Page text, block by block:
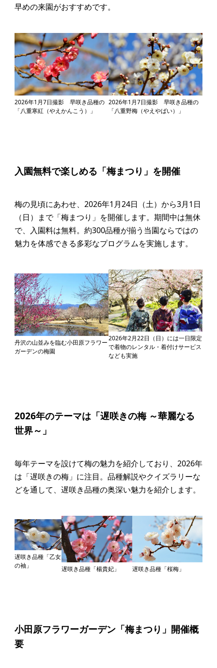
早めの来園がおすすめです。
2026年1月7日撮影 早咲き品種の
「八重寒紅（やえかんこう）」
2026年1月7日撮影 早咲き品種の
「八重野梅（やえやばい）」
入園無料で楽しめる「梅まつり」を開催
梅の見頃にあわせ、2026年1月24日（土）から3月1日
（日）まで「梅まつり」を開催します。期間中は無休
で、入園料は無料。約300品種が揃う当園ならではの
魅力を体感できる多彩なプログラムを実施します。
丹沢の山並みを臨む小田原フラワー
ガーデンの梅園
2026年2月22日（日）には一日限定
で着物のレンタル・着付けサービス
なども実施
2026年のテーマは「遅咲きの梅 ～華麗なる
世界～」
毎年テーマを設けて梅の魅力を紹介しており、2026年
は「遅咲きの梅」に注目。品種解説やクイズラリーな
どを通して、遅咲き品種の奥深い魅力を紹介します。
遅咲き品種「乙女
の袖」
遅咲き品種「楊貴妃」 遅咲き品種「桜梅」
小田原フラワーガーデン「梅まつり」開催概
要